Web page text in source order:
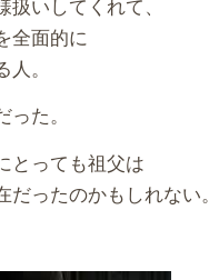
全面的に
。
た。
とっても祖父は
だったのかもしれない。